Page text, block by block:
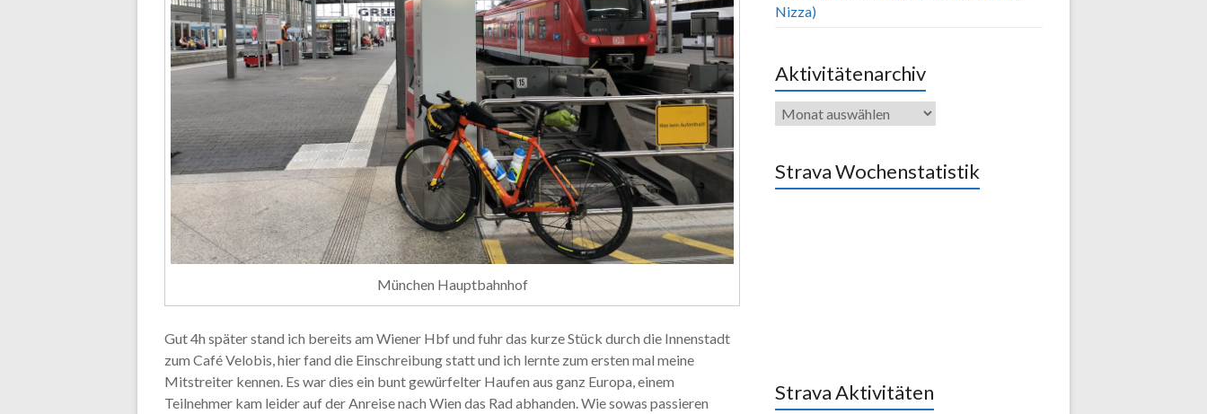
München Hauptbahnhof
Gut 4h später stand ich bereits am Wiener Hbf und fuhr das kurze Stück durch die Innenstadt
zum Café Velobis, hier fand die Einschreibung statt und ich lernte zum ersten mal meine
Mitstreiter kennen. Es war dies ein bunt gewürfelter Haufen aus ganz Europa, einem
Teilnehmer kam leider auf der Anreise nach Wien das Rad abhanden. Wie sowas passieren
Nizza)
Aktivitätenarchiv
Aktivitätenarchiv
Strava Wochenstatistik
Strava Aktivitäten